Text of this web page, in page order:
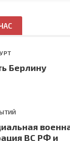
Украине
Берлину
ВС РФ и